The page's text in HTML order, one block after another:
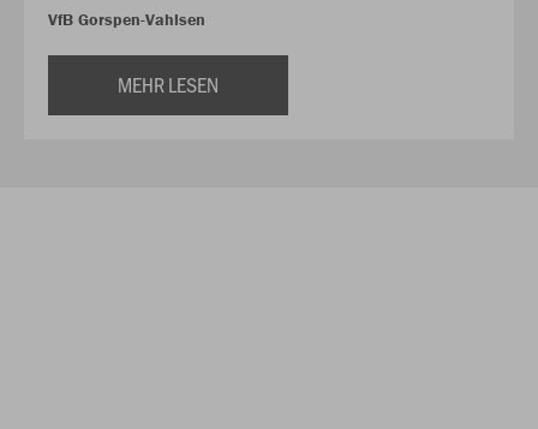
VfB Gorspen-Vahlsen
MEHR LESEN